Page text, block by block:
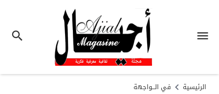
الرئيسية في الـــواجهة